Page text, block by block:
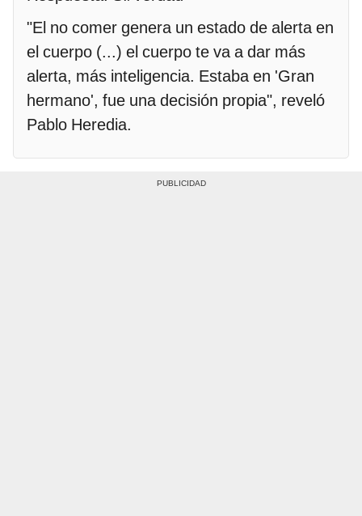
"El no comer genera un estado de alerta en
el cuerpo (...) el cuerpo te va a dar más
alerta, más inteligencia. Estaba en 'Gran
hermano', fue una decisión propia", reveló
Pablo Heredia.